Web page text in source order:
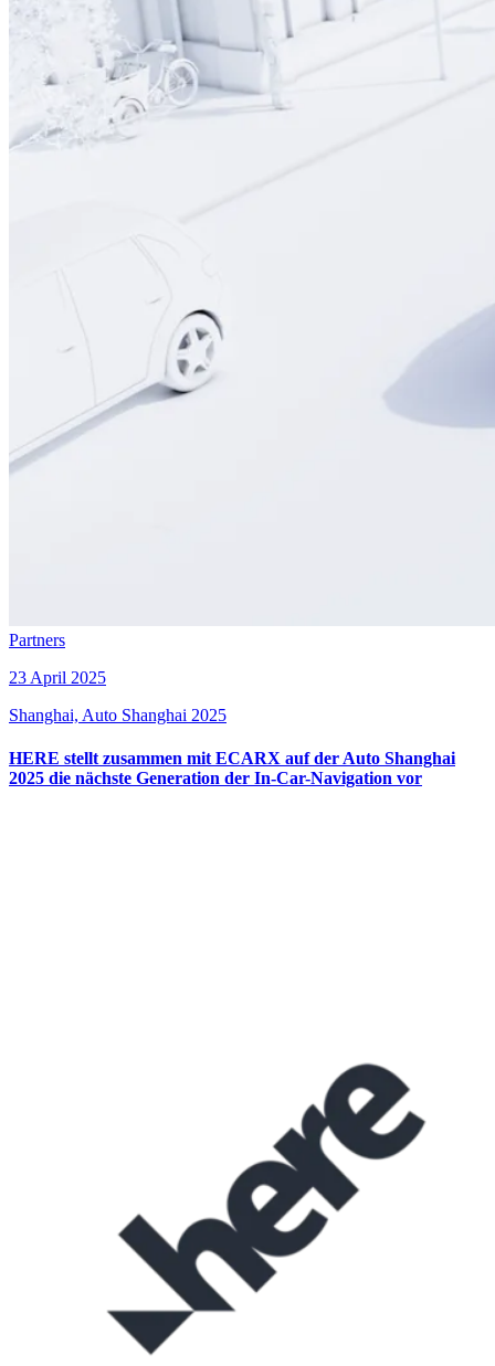
Partners
23 April 2025
Shanghai, Auto Shanghai 2025
HERE stellt zusammen mit ECARX auf der Auto Shanghai
2025 die nächste Generation der In-Car-Navigation vor